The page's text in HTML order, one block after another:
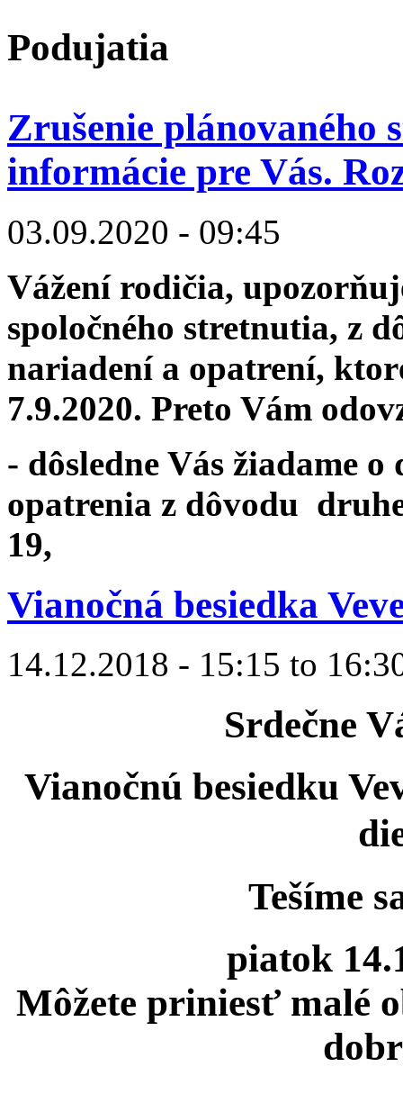
Cirkevná
materská
škola
Gianny
Berettovej
Podujatia
Zrušenie plánovaného
informácie pre Vás.
03.09.2020 - 09:45
Vážení rodičia,
spoločného stretnutia, z
nariadení a opatrení,
7.9.2020. Preto Vám
- dôsledne Vás žiadame
opatrenia z dôvodu
19,
Vianočná besiedka
14.12.2018 - 15:15 to
Srdečne
Vianočnú besiedku
piatok
Môžete priniesť malé